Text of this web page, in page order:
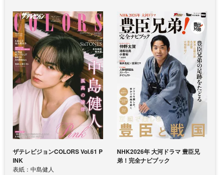
ザテレビジョンCOLORS Vol.61 P
INK
表紙：中島健人
NHK2026年 大河ドラマ 豊臣兄
弟！完全ナビブック